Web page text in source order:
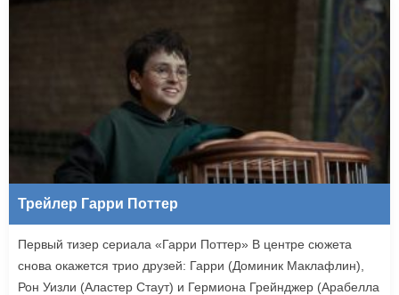
Трейлер Гарри Поттер
Первый тизер сериала «Гарри Поттер» В центре сюжета
снова окажется трио друзей: Гарри (Доминик Маклафлин),
Рон Уизли (Аластер Стаут) и Гермиона Грейнджер (Арабелла